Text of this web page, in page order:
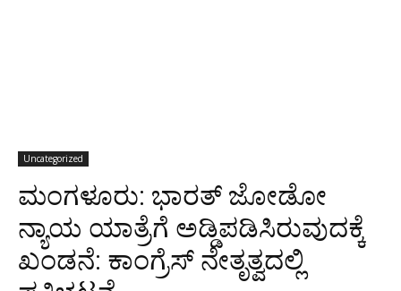
Uncategorized
ಮಂಗಳೂರು: ಭಾರತ್ ಜೋಡೋ
ನ್ಯಾಯ ಯಾತ್ರೆಗೆ ಅಡ್ಡಿಪಡಿಸಿರುವುದಕ್ಕೆ
ಖಂಡನೆ: ಕಾಂಗ್ರೆಸ್ ನೇತೃತ್ವದಲ್ಲಿ